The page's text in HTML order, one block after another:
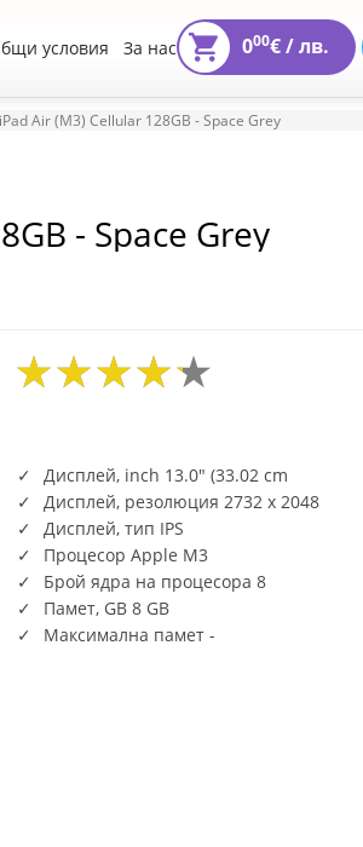
условия За нас 000€ /лв.
Air (M3) Cellular 128GB - Space Grey
- Space Grey
Дисплей, inch 13.0" (33.02 cm
Дисплей, резолюция 2732 x 2048
Дисплей, тип IPS
Процесор Apple M3
Брой ядра на процесора 8
Памет, GB 8 GB
Максимална памет -